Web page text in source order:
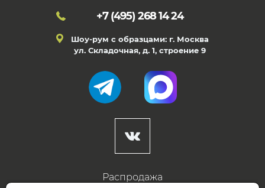
+7 (495) 268 14 24
Шоу-рум с образцами: г. Москва
ул. Складочная, д. 1, строение 9
Распродажа